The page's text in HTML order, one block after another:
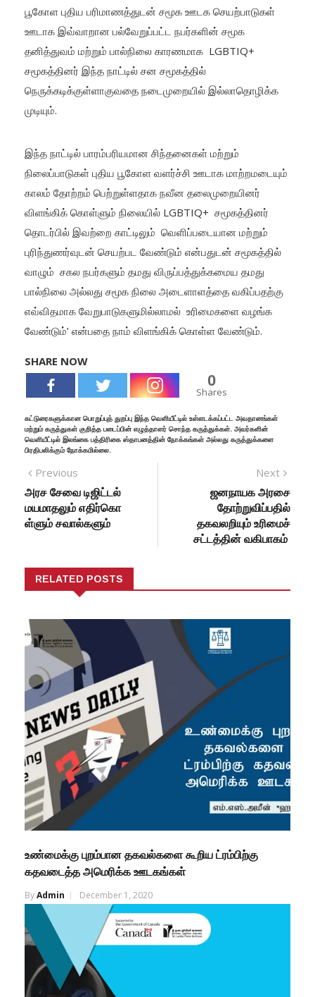
பூகோள புதிய பரிமாணத்துடன் சமூக ஊடக செயற்பாடுகள்
ஊடாக இவ்வாறான பல்வேறுப்பட்ட நபர்களின் சமூக
தனித்துவம் மற்றும் பால்நிலை காரணமாக LGBTIQ+
சமூகத்தினர் இந்த நாட்டில் சன சமூகத்தில்
நெருக்கடிக்குள்ளாகுவதை நடைமுறையில் இல்லாதொழிக்க
முடியும்.
இந்த நாட்டில் பாரம்பரியமான சிந்தனைகள் மற்றும்
நிலைப்பாடுகள் புதிய பூகோள வளர்ச்சி ஊடாக மாற்றமடையும்
காலம் தோற்றம் பெற்றுள்ளதாக நவீன தலைமுறையினர்
விளங்கிக் கொள்ளும் நிலையில் LGBTIQ+ சமூகத்தினர்
தொடர்பில் இவற்றை காட்டிலும் வெளிப்படையான மற்றும்
புரிந்துணர்வுடன் செயற்பட வேண்டும் என்பதுடன் சமூகத்தில்
வாழும் சகல நபர்களும் தமது விருப்பத்துக்கமைய தமது
பால்நிலை அல்லது சமூக நிலை அடைளாளத்தை வகிப்பதற்கு
எவ்விதமாக வேறுபாடுகளுமில்லாமல் உரிமைகளை வழங்க
வேண்டும்’ என்பதை நாம் விளங்கிக் கொள்ள வேண்டும்.
SHARE NOW
0
Shares
கட்டுரைகளுக்கான பொறுப்புத் துறப்பு இந்த வெளியீட்டில் உள்ளடக்கப்பட்ட அவதானங்கள்
மற்றும் கருத்துகள் குறித்த படைப்பின் எழுத்தாளர் சொந்த கருத்துக்கள். அவர்களின்
வெளியீட்டில் இலங்கை பத்திரிகை ஸ்தாபனத்தின் நோக்கங்கள் அல்லது கருத்துக்களை
பிரதிபலிக்கும் நோக்கமில்லை.
Previous
அரச சேவை டிஜிட்டல்
மயமாதலும் எதிர்கொ
ள்ளும் சவால்களும்
Next
ஜனநாயக அரசை
தோற்றுவிப்பதில்
தகவலறியும் உரிமைச்
சட்டத்தின் வகிபாகம்
RELATED POSTS
உண்மைக்கு புறம்பான தகவல்களை கூறிய ட்ரம்பிற்கு
கதவடைத்த அமெரிக்க ஊடகங்கள்
ByAdmin December 1, 2020